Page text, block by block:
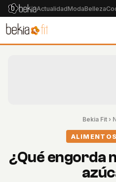
ActualidadModaBelleza
Bekia Fit ›
¿Qué engorda